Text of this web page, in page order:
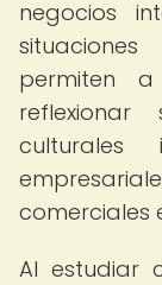
negocios
permiten
culturales
comerciales
Al estudiar